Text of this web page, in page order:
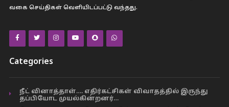
வகை செய்திகள் வெளியிடப்பட்டு வந்தது.
Categories
நீட் வினாத்தாள்…. எதிர்கட்சிகள் விவாதத்தில் இருந்து
தப்பியோட முயல்கின்றனர்…